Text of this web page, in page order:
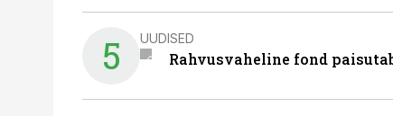
5 UUDISED
Rahvusvaheline fond